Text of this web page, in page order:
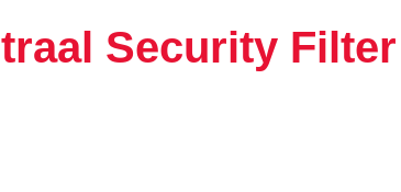
Security